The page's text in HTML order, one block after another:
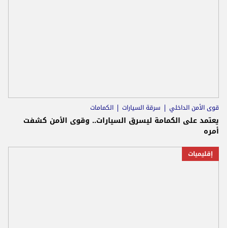
قوى الأمن الداخلي سرقة السيارات الكمامات
يعتمد على الكمامة ليسرق السيارات.. وقوى الأمن كشفت
أمره
إقليميات